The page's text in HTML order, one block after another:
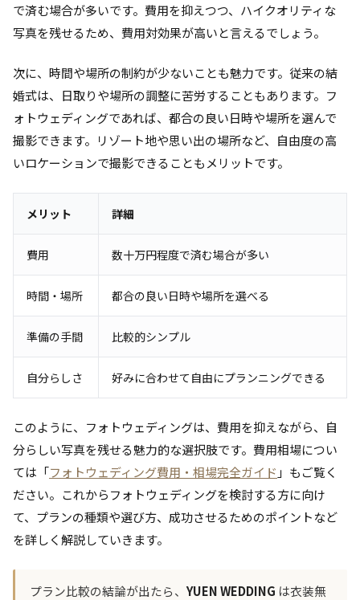
で済む場合が多いです。費用を抑えつつ、ハイクオリティな
写真を残せるため、費用対効果が高いと言えるでしょう。
次に、時間や場所の制約が少ないことも魅力です。従来の結
婚式は、日取りや場所の調整に苦労することもあります。フ
ォトウェディングであれば、都合の良い日時や場所を選んで
撮影できます。リゾート地や思い出の場所など、自由度の高
いロケーションで撮影できることもメリットです。
メリット 詳細
費用 数十万円程度で済む場合が多い
時間・場所 都合の良い日時や場所を選べる
準備の手間 比較的シンプル
自分らしさ 好みに合わせて自由にプランニングできる
このように、フォトウェディングは、費用を抑えながら、自
分らしい写真を残せる魅力的な選択肢です。費用相場につい
ては「フォトウェディング費用・相場完全ガイド 」もご覧く
ださい。これからフォトウェディングを検討する方に向け
て、プランの種類や選び方、成功させるためのポイントなど
を詳しく解説していきます。
プラン比較の結論が出たら、 YUEN WEDDING は衣装無